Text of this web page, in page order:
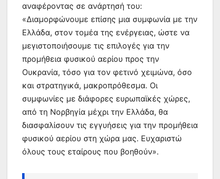
αναφέροντας σε ανάρτησή του:
«Διαμορφώνουμε επίσης μια συμφωνία με την
Ελλάδα, στον τομέα της ενέργειας, ώστε να
μεγιστοποιήσουμε τις επιλογές για την
προμήθεια φυσικού αερίου προς την
Ουκρανία, τόσο για τον φετινό χειμώνα, όσο
και στρατηγικά, μακροπρόθεσμα. Οι
συμφωνίες με διάφορες ευρωπαϊκές χώρες,
από τη Νορβηγία μέχρι την Ελλάδα, θα
διασφαλίσουν τις εγγυήσεις για την προμήθεια
φυσικού αερίου στη χώρα μας. Ευχαριστώ
όλους τους εταίρους που βοηθούν».